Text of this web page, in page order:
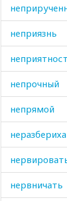
неприязнь
непрочный
непрямой
неразбериха
нервничать